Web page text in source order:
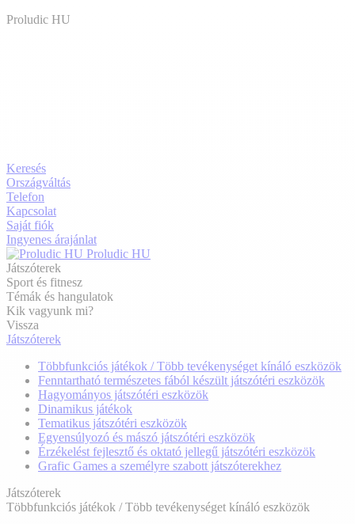
Proludic HU
Keresés
Országváltás
Telefon
Kapcsolat
Saját fiók
Ingyenes árajánlat
Proludic HU
Játszóterek
Sport és fitnesz
Témák és hangulatok
Kik vagyunk mi?
Vissza
Játszóterek
Többfunkciós játékok / Több tevékenységet kínáló eszközök
Fenntartható természetes fából készült játszótéri eszközök
Hagyományos játszótéri eszközök
Dinamikus játékok
Tematikus játszótéri eszközök
Egyensúlyozó és mászó játszótéri eszközök
Érzékelést fejlesztő és oktató jellegű játszótéri eszközök
Grafic Games a személyre szabott játszóterekhez
Játszóterek
Többfunkciós játékok / Több tevékenységet kínáló eszközök